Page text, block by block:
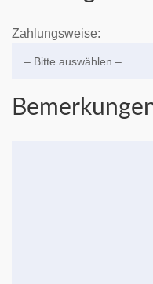
Zahlungsweise: